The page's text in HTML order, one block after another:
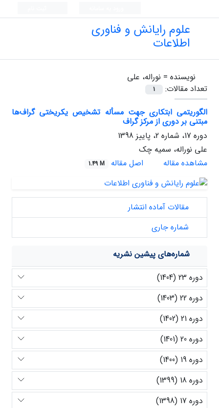
علوم رایانش و فناوری
اطلاعات
نویسنده = نوراله، علی
تعداد مقالات:
1
الگوریتمی ابتکاری جهت مسأله تشخیص یکریختی گراف‌ها
مبتنی بر دوری از مرکز گراف
دوره 17، شماره 2، پاییز 1398
علی نوراله، سمیه چک
مشاهده مقاله
اصل مقاله 1.49 M
مقالات آماده انتشار
شماره جاری
شماره‌های پیشین نشریه
دوره 23 (1404)
دوره 22 (1403)
دوره 21 (1402)
دوره 20 (1401)
دوره 19 (1400)
دوره 18 (1399)
دوره 17 (1398)